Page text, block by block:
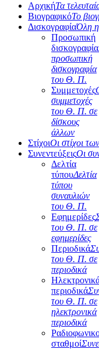
ΑρχικήΤα
ΒιογραφικόΤο
ΔισκογραφίαΌλη η
Προσωπική
δισκογραφία
προσωπική
δισκογραφία
του Θ. Π.
Συμμετοχές
συμμετοχές
του Θ. Π. σε
δίσκους
άλλων
ΣτίχοιΟι στίχοι
ΣυνεντεύξειςΟι
Δελτία
τύπουΔελτία
τύπου
συναυλιών
του Θ. Π.
Εφημερίδες
του Θ. Π. σε
εφημερίδες
Περιοδικά
του Θ. Π. σε
περιοδικά
περιοδικά
του Θ. Π. σε
ηλεκτρονικά
περιοδικά
σταθμοί